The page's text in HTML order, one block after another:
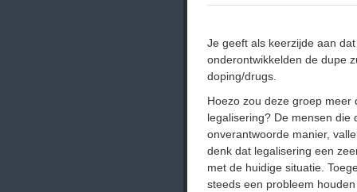
Je geeft als keerzijde aan
onderontwikkelden de dupe
doping/drugs.
Hoezo zou deze groep meer
legalisering? De mensen die
onverantwoorde manier,
denk dat legalisering een
met de huidige situatie.
steeds een probleem